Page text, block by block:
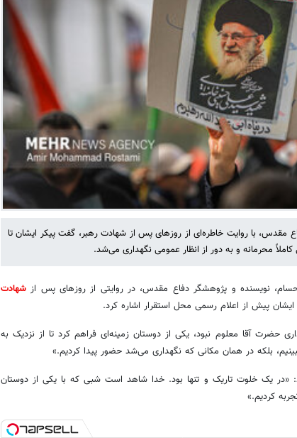
مقدس، با روایت خاطره‌ای از روزهای پس از شهادت رهبر، گفت پیکر ایشان تا
محرمانه و به دور از انظار عمومی نگهداری می‌شد.
حسام، نویسنده و پژوهشگر دفاع مقدس، در روایتی از روزهای پس از شهادت
ایشان پیش از اعلام رسمی محل استقرار اشاره کرد.
حضرت آقا معلوم نبود، یکی از دوستان زمینه‌ای فراهم کرد تا از نزدیک به
بلکه در همان مکانی که نگهداری می‌شد حضور پیدا کردیم.»
یک خلوت تاریک و تنها بود. خدا شاهد است شبی که با یکی از دوستان
کردیم.»